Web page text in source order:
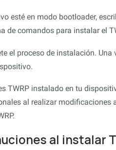
esté en modo bootloader,
de comandos para instalar el
el proceso de instalación.
TWRP instalado en tu
al realizar
al instalar